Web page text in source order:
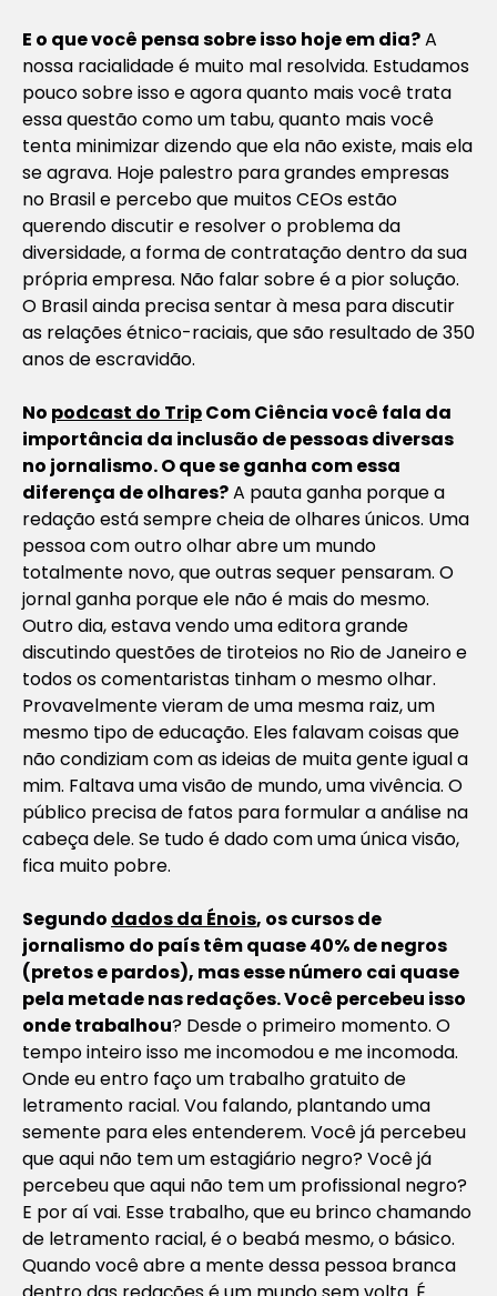
E o que você pensa sobre isso hoje em dia?A
nossa racialidade é muito mal resolvida. Estudamos
pouco sobre isso e agora quanto mais você trata
essa questão como um tabu, quanto mais você
tenta minimizar dizendo que ela não existe, mais ela
se agrava. Hoje palestro para grandes empresas
no Brasil e percebo que muitos CEOs estão
querendo discutir e resolver o problema da
diversidade, a forma de contratação dentro da sua
própria empresa. Não falar sobre é a pior solução.
O Brasil ainda precisa sentar à mesa para discutir
as relações étnico-raciais, que são resultado de 350
anos de escravidão.
No podcast do TripCom Ciência você fala da
importância da inclusão de pessoas diversas
no jornalismo. O que se ganha com essa
diferença de olhares?A pauta ganha porque a
redação está sempre cheia de olhares únicos. Uma
pessoa com outro olhar abre um mundo
totalmente novo, que outras sequer pensaram. O
jornal ganha porque ele não é mais do mesmo.
Outro dia, estava vendo uma editora grande
discutindo questões de tiroteios no Rio de Janeiro e
todos os comentaristas tinham o mesmo olhar.
Provavelmente vieram de uma mesma raiz, um
mesmo tipo de educação. Eles falavam coisas que
não condiziam com as ideias de muita gente igual a
mim. Faltava uma visão de mundo, uma vivência. O
público precisa de fatos para formular a análise na
cabeça dele. Se tudo é dado com uma única visão,
fica muito pobre.
Segundo dados da Énois, os cursos de
jornalismo do país têm quase 40% de negros
(pretos e pardos), mas esse número cai quase
pela metade nas redações. Você percebeu isso
onde trabalhou? Desde o primeiro momento. O
tempo inteiro isso me incomodou e me incomoda.
Onde eu entro faço um trabalho gratuito de
letramento racial. Vou falando, plantando uma
semente para eles entenderem. Você já percebeu
que aqui não tem um estagiário negro? Você já
percebeu que aqui não tem um profissional negro?
E por aí vai. Esse trabalho, que eu brinco chamando
de letramento racial, é o beabá mesmo, o básico.
Quando você abre a mente dessa pessoa branca